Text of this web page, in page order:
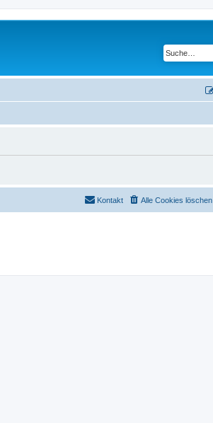
Alle Cookies löschen
Kontakt